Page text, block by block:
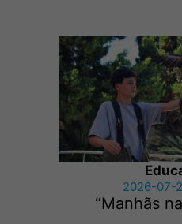
2026-07-
“Manhãs